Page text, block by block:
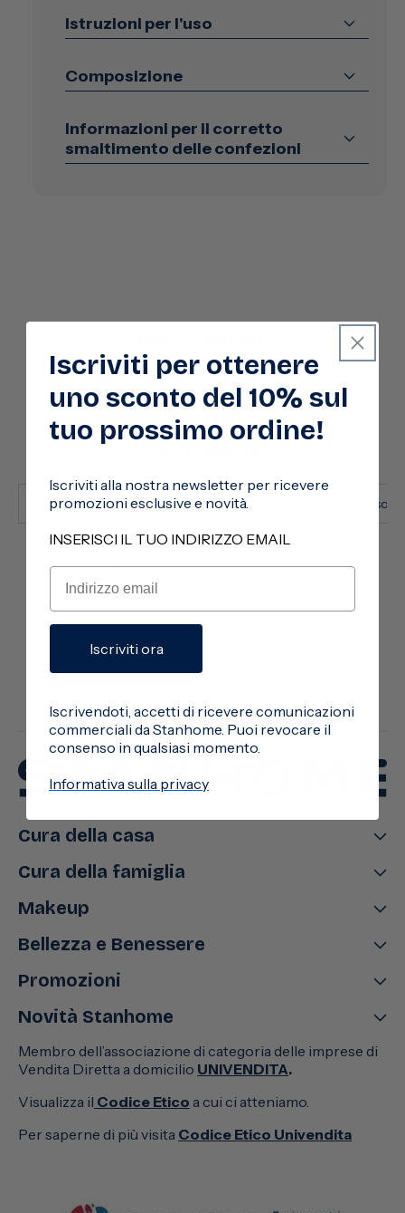
Istruzioni per l'uso
Composizione
Informazioni per il corretto
smaltimento delle confezioni
Bellezza e Benessere I prodotti Kiotis Maschera viso
Cura della casa
Cura della famiglia
Makeup
Bellezza e Benessere
Promozioni
Novità Stanhome
Membro dell’associazione di categoria delle imprese di
Vendita Diretta a domicilio UNIVENDITA.
Visualizza il Codice Etico a cui ci atteniamo.
Per saperne di più visita Codice Etico Univendita
Iscriviti per ottenere
uno sconto del 10% sul
tuo prossimo ordine!
Iscriviti alla nostra newsletter per ricevere
promozioni esclusive e novità.
INSERISCI IL TUO INDIRIZZO EMAIL
Iscriviti ora
Iscrivendoti, accetti di ricevere comunicazioni
commerciali da Stanhome. Puoi revocare il
consenso in qualsiasi momento.
Informativa sulla privacy